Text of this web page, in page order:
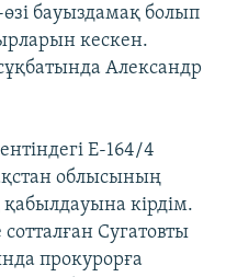
бауыздамақ болып
кескен.
Александр
Е-164/4
облысының
кірдім.
Сугатовты
прокурорға